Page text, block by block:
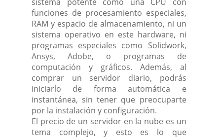
funciones de procesamiento especiales,
RAM y espacio de almacenamiento, ni un
sistema operativo en este hardware, ni
programas especiales como Solidwork,
Ansys, Adobe, o programas de
computación y gráficos. Además, al
comprar un servidor diario, podrás
iniciarlo de forma automática e
instantánea, sin tener que preocuparte
por la instalación y configuración.
El precio de un servidor en la nube es un
tema complejo, y esto es lo que